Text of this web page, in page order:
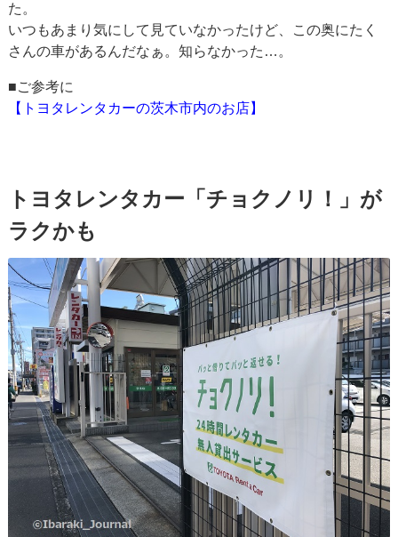
た。
いつもあまり気にして見ていなかったけど、この奥にたく
さんの車があるんだなぁ。知らなかった…。
■ご参考に
【トヨタレンタカーの茨木市内のお店】
トヨタレンタカー「チョクノリ！」が
ラクかも